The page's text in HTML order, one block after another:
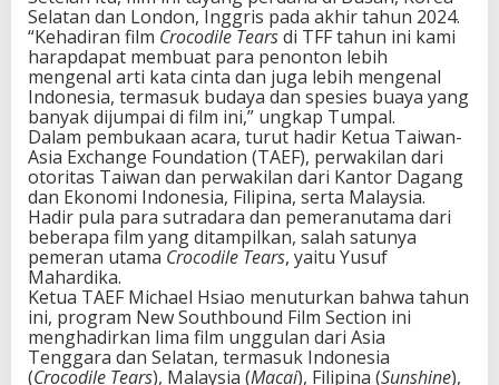
Selatan dan London, Inggris pada akhir tahun 2024.
“Kehadiran film Crocodile Tearsdi TFF tahun ini kami
harapdapat membuat para penonton lebih
mengenal arti kata cinta dan juga lebih mengenal
Indonesia, termasuk budaya dan spesies buaya yang
banyak dijumpai di film ini,” ungkap Tumpal.
Dalam pembukaan acara, turut hadir Ketua Taiwan-
Asia Exchange Foundation (TAEF), perwakilan dari
otoritas Taiwan dan perwakilan dari Kantor Dagang
dan Ekonomi Indonesia, Filipina, serta Malaysia.
Hadir pula para sutradara dan pemeranutama dari
beberapa film yang ditampilkan, salah satunya
pemeran utama Crocodile Tears, yaitu Yusuf
Mahardika.
Ketua TAEF Michael Hsiao menuturkan bahwa tahun
ini, program New Southbound Film Section ini
menghadirkan lima film unggulan dari Asia
Tenggara dan Selatan, termasuk Indonesia
(Crocodile Tears), Malaysia (Macai), Filipina (Sunshine),